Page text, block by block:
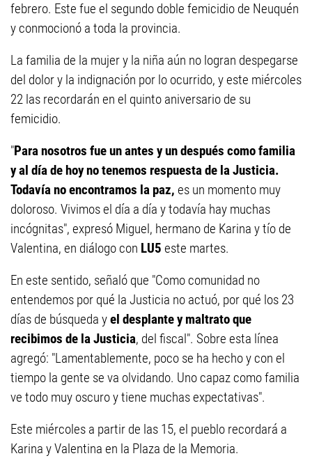
febrero. Este fue el segundo doble femicidio de Neuquén
y conmocionó a toda la provincia.
La familia de la mujer y la niña aún no logran despegarse
del dolor y la indignación por lo ocurrido, y este miércoles
22 las recordarán en el quinto aniversario de su
femicidio.
"Para nosotros fue un antes y un después como familia
y al día de hoy no tenemos respuesta de la Justicia.
Todavía no encontramos la paz, es un momento muy
doloroso. Vivimos el día a día y todavía hay muchas
incógnitas", expresó Miguel, hermano de Karina y tío de
Valentina, en diálogo con LU5 este martes.
En este sentido, señaló que "Como comunidad no
entendemos por qué la Justicia no actuó, por qué los 23
días de búsqueda yel desplante y maltrato que
recibimos de la Justicia, del fiscal". Sobre esta línea
agregó: "Lamentablemente, poco se ha hecho y con el
tiempo la gente se va olvidando. Uno capaz como familia
ve todo muy oscuro y tiene muchas expectativas".
Este miércoles a partir de las 15, el pueblo recordará a
Karina y Valentina en la Plaza de la Memoria.